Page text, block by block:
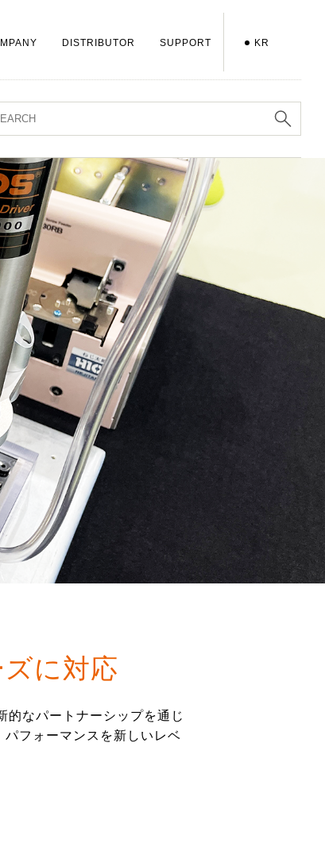
DISTRIBUTOR SUPPORT KR
に対応
的なパートナーシップを通じ
フォーマンスを新しいレベ